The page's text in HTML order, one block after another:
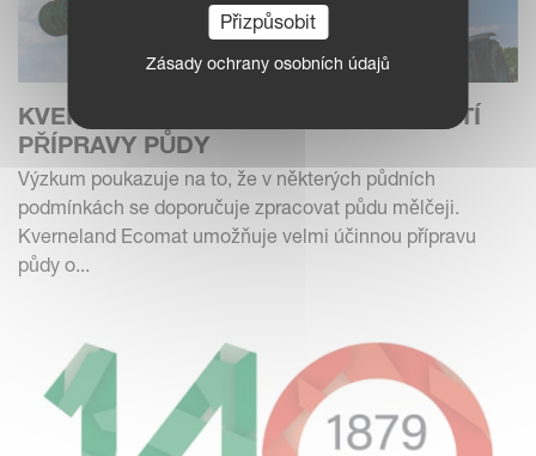
KVERNELAND ECOMAT – NOVÉ POJETÍ
PŘÍPRAVY PŮDY
Výzkum poukazuje na to, že v některých půdních
podmínkách se doporučuje zpracovat půdu mělčeji.
Kverneland Ecomat umožňuje velmi účinnou přípravu
půdy o...
Přizpůsobit
Zásady ochrany osobních údajů